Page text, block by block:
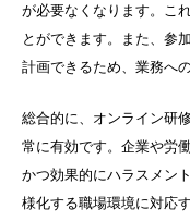
が必要なくなります。こ
とができます。また、参
計画できるため、業務へ
総合的に、オンライン研
常に有効です。企業や労
かつ効果的にハラスメン
様化する職場環境に対応